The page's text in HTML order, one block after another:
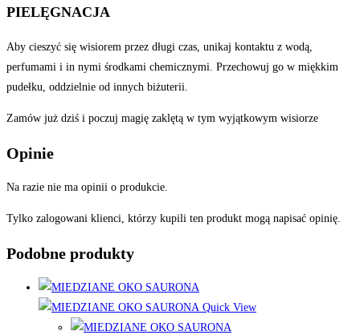
PIELĘGNACJA
Aby cieszyć się wisiorem przez długi czas, unikaj kontaktu z wodą,
perfumami i in nymi środkami chemicznymi. Przechowuj go w miękkim
pudełku, oddzielnie od innych biżuterii.
Zamów już dziś i poczuj magię zaklętą w tym wyjątkowym wisiorze
Opinie
Na razie nie ma opinii o produkcie.
Tylko zalogowani klienci, którzy kupili ten produkt mogą napisać opinię.
Podobne produkty
Quick View